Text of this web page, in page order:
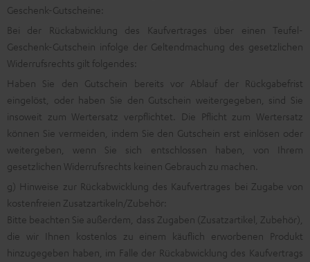
Geschenk-Gutscheine:
Bei der Rückabwicklung des Kaufvertrages über einen Teufel-
Geschenk-Gutschein infolge der Geltendmachung des gesetzlichen
Widerrufsrechts gilt folgendes:
Haben Sie den Gutschein bereits vor Ablauf der Rückgabefrist
eingelöst, oder haben Sie den Gutschein weitergegeben, sind Sie
insoweit zum Wertersatz verpflichtet. Die Pflicht zum Wertersatz
können Sie vermeiden, indem Sie den Gutschein erst einlösen oder
weitergeben, wenn Sie sich entschlossen haben, von Ihrem
gesetzlichen Widerrufsrechts keinen Gebrauch zu machen.
g) Hinweise zur Rückabwicklung des Kaufvertrages bei Zugabe von
kostenfreien Zusatzartikeln/Zubehör:
Bitte beachten Sie außerdem, dass Zugaben (Zusatzartikel, Zubehör),
die wir Ihnen kostenlos zu einem käuflich erworbenen Produkt
hinzugegeben haben, im Falle der Rückabwicklung des Kaufvertrags